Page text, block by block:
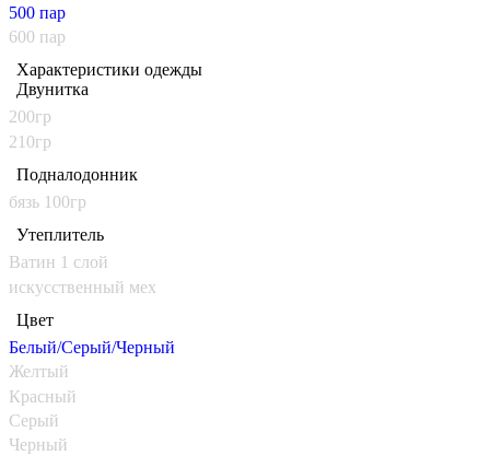
500 пар
600 пар
Характеристики одежды
Двунитка
200гр
210гр
Подналодонник
бязь 100гр
Утеплитель
Ватин 1 слой
искусственный мех
Цвет
Белый/Серый/Черный
Желтый
Красный
Серый
Черный